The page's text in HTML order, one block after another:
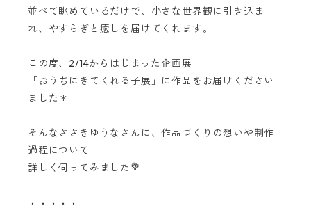
並べて眺めているだけで、小さな世界観に引き込ま
れ、やすらぎと癒しを届けてくれます。
この度、2/14からはじまった企画展
「おうちにきてくれる子展」に作品をお届けください
ました＊
そんなささきゆうなさんに、作品づくりの想いや制作
過程について
詳しく伺ってみました💐
・・・・・